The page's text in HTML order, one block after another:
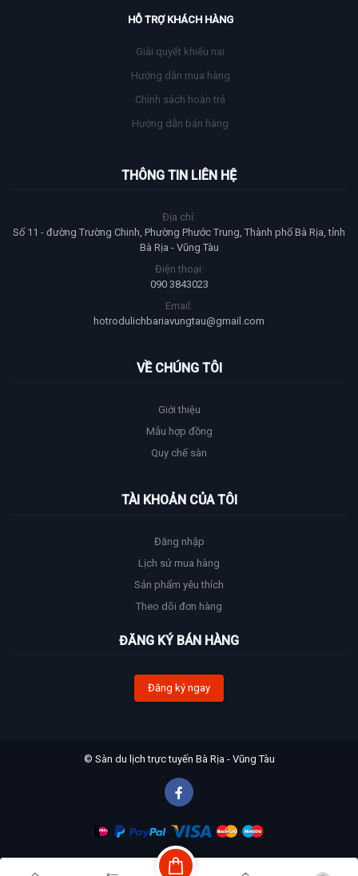
HỖ TRỢ KHÁCH HÀNG
Giải quyết khiếu nai
Hướng dẫn mua hàng
Chính sách hoàn trả
Hướng dẫn bán hàng
THÔNG TIN LIÊN HỆ
Địa chỉ:
Số 11 - đường Trường Chinh, Phường Phước Trung, Thành phố Bà Rịa, tỉnh
Bà Rịa - Vũng Tàu
Điện thoại:
090 3843023
Email:
hotrodulichbariavungtau@gmail.com
VỀ CHÚNG TÔI
Giới thiệu
Mẫu hợp đồng
Quy chế sàn
TÀI KHOẢN CỦA TÔI
Đăng nhập
Lịch sử mua hàng
Sản phẩm yêu thích
Theo dõi đơn hàng
ĐĂNG KÝ BÁN HÀNG
Đăng ký ngay
© Sàn du lịch trực tuyến Bà Rịa - Vũng Tàu